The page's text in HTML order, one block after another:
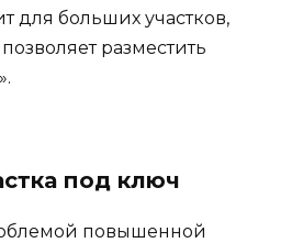
для больших участков,
разместить
под ключ
повышенной